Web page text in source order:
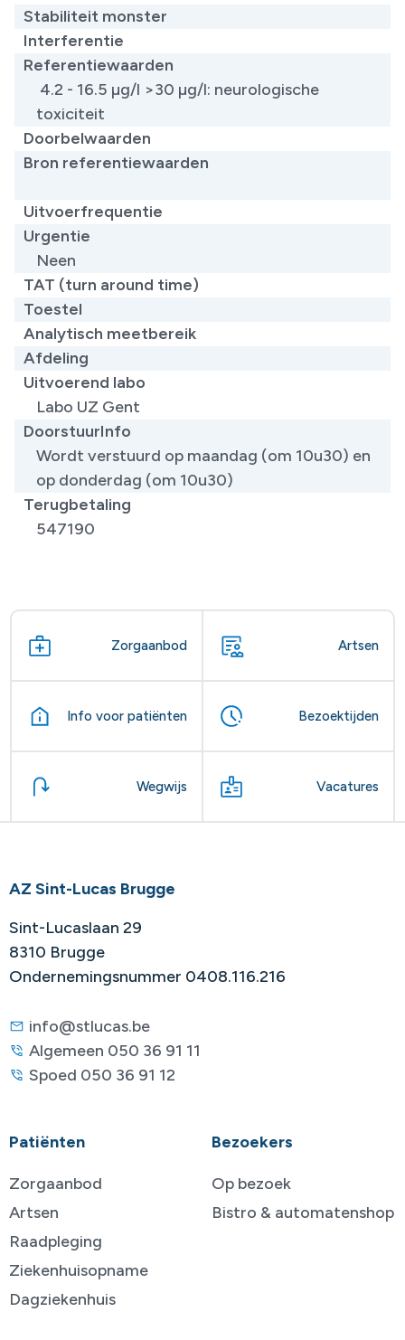
Stabiliteit monster
Interferentie
Referentiewaarden
4.2 - 16.5 µg/l >30 µg/l: neurologische
toxiciteit
Doorbelwaarden
Bron referentiewaarden
Uitvoerfrequentie
Urgentie
Neen
TAT (turn around time)
Toestel
Analytisch meetbereik
Afdeling
Uitvoerend labo
Labo UZ Gent
DoorstuurInfo
Wordt verstuurd op maandag (om 10u30) en
op donderdag (om 10u30)
Terugbetaling
547190
Zorgaanbod Artsen
Info voor patiënten Bezoektijden
Wegwijs Vacatures
AZ Sint-Lucas Brugge
Sint-Lucaslaan 29
8310 Brugge
Ondernemingsnummer 0408.116.216
info@stlucas.be
Algemeen 050 36 91 11
Spoed 050 36 91 12
Patiënten
Zorgaanbod
Artsen
Raadpleging
Ziekenhuisopname
Dagziekenhuis
Bezoekers
Op bezoek
Bistro & automatenshop